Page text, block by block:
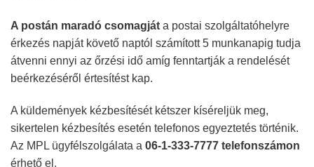
A postán maradó csomagjáta postai szolgáltatóhelyre
érkezés napját követő naptól számított 5 munkanapig tudja
átvenni ennyi az őrzési idő amíg fenntartják a rendelését
beérkezéséről értesítést kap.
A küldemények kézbesítését kétszer kíséreljük meg,
sikertelen kézbesítés esetén telefonos egyeztetés történik.
Az MPL ügyfélszolgálata a 06-1-333-7777 telefonszámon
érhető el.